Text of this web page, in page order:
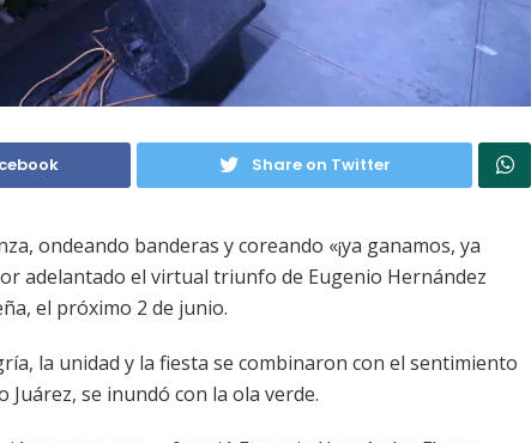
Share on Twitter
ondeando banderas y coreando «¡ya ganamos, ya
adelantado el virtual triunfo de Eugenio Hernández
el próximo 2 de junio.
la unidad y la fiesta se combinaron con el sentimiento
se inundó con la ola verde.